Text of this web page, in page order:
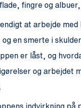
fingre og albuer,
at arbejde
en smerte i
er låst, og
og arbejdet
indvirkning på